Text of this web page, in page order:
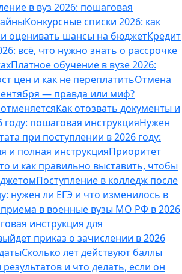
в вуз 2026: пошаговая
Конкурсные списки 2026: как
оценивать шансы на бюджетКредит
всё, что нужно знать о рассрочке
Платное обучение в вузе 2026:
цен и как не переплатитьОтмена
— правда или миф?
Как отозвать документы и
году: пошаговая инструкцияНужен
при поступлении в 2026 году:
и полная инструкцияПриоритет
и как правильно выставить, чтобы
Поступление в колледж после
нужен ли ЕГЭ и что изменилось в
в военные вузы МО РФ в 2026
инструкция для
приказ о зачислении в 2026
Сколько лет действуют баллы
результатов и что делать, если он